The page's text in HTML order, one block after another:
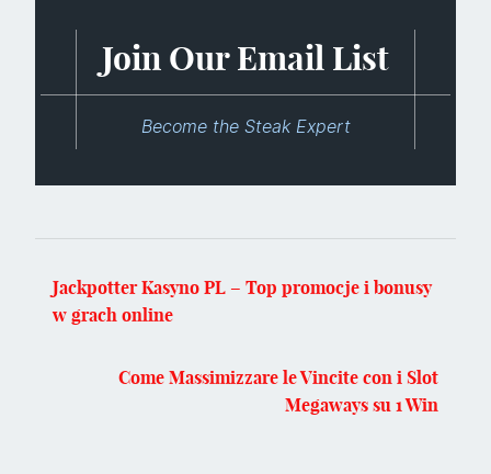
Join Our Email List
Become the Steak Expert
Jackpotter Kasyno PL – Top promocje i bonusy
w grach online
Come Massimizzare le Vincite con i Slot
Megaways su 1 Win